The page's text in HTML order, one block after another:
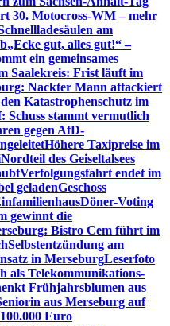
30. Motocross-WM – mehr
am
„Ecke gut, alles gut!“ –
ein gemeinsames
Saalekreis: Frist läuft im
Nackter Mann attackiert
Katastrophenschutz im
Schuss stammt vermutlich
gegen AfD-
Höhere Taxipreise im
Nordteil des Geiseltalsees
Verfolgungsfahrt endet im
geladenGeschoss
Döner-Voting
gewinnt die
Bistro Cem führt im
Selbstentzündung am
in MerseburgLeserfoto
als Telekommunikations-
Frühjahrsblumen aus
aus Merseburg auf
Euro